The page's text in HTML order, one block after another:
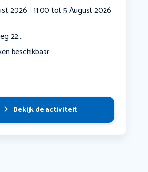
2026 | 11:00 tot 5 August 2026
22...
beschikbaar
Bekijk de activiteit